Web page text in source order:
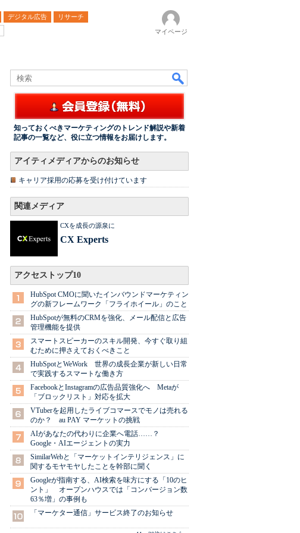
デジタル広告
リサーチ
マイページ
知っておくべきマーケティングのトレンド解説や新着
記事の一覧など、役に立つ情報をお届けします。
アイティメディアからのお知らせ
キャリア採用の応募を受け付けています
関連メディア
CXを成長の源泉に
CX Experts
アクセストップ10
HubSpot CMOに聞いたインバウンドマーケティン
グの新フレームワーク「フライホイール」のこと
HubSpotが無料のCRMを強化、メール配信と広告
管理機能を提供
スマートスピーカーのスキル開発、今すぐ取り組
むために押さえておくべきこと
HubSpotとWeWork 世界の成長企業が新しい日常
で実践するスマートな働き方
FacebookとInstagramの広告品質強化へ Metaが
「ブロックリスト」対応を拡大
VTuberを起用したライブコマースでモノは売れる
のか？ au PAY マーケットの挑戦
AIがあなたの代わりに企業へ電話……？
Google・AIエージェントの実力
SimilarWebと「マーケットインテリジェンス」に
関するモヤモヤしたことを幹部に聞く
Googleが指南する、AI検索を味方にする「10のヒ
ント」 オープンハウスでは「コンバージョン数
63％増」の事例も
「マーケター通信」サービス終了のお知らせ